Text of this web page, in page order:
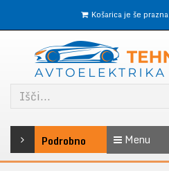
Košarica je še prazna
Podrobno Menu